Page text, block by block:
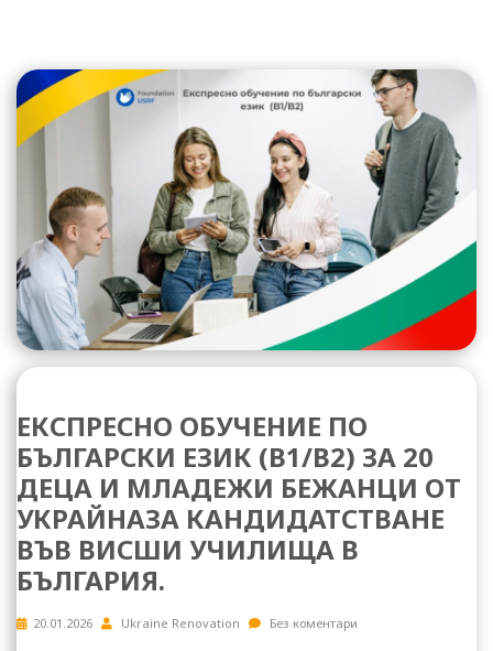
ЕКСПРЕСНО ОБУЧЕНИЕ ПО
БЪЛГАРСКИ ЕЗИК (B1/B2) ЗА 20
ДЕЦА И МЛАДЕЖИ БЕЖАНЦИ ОТ
УКРАЙНАЗА КАНДИДАТСТВАНЕ
ВЪВ ВИСШИ УЧИЛИЩА В
БЪЛГАРИЯ.
20.01.2026 Ukraine Renovation Без коментари